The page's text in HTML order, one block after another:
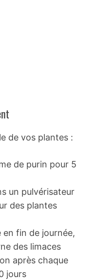
de vos plantes :
de purin pour 5
un pulvérisateur
des plantes
fin de journée,
des limaces
après chaque
jours